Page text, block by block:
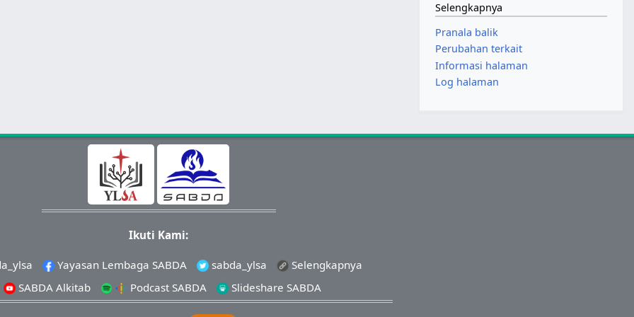
Selengkapnya
Pranala balik
Perubahan terkait
Informasi halaman
Log halaman
Ikuti Kami:
Yayasan Lembaga SABDA sabda_ylsa
Selengkapnya
SABDA Alkitab
Podcast SABDA Slideshare SABDA